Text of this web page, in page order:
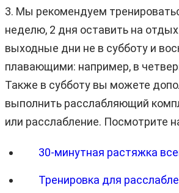
3. Мы рекомендуем
неделю, 2 дня оставить на
выходные дни не в субботу и
плавающими: например, в
Также в субботу вы можете
выполнить расслабляющий
или расслабление. Посмотрите
30-минутная растяжка
Тренировка для